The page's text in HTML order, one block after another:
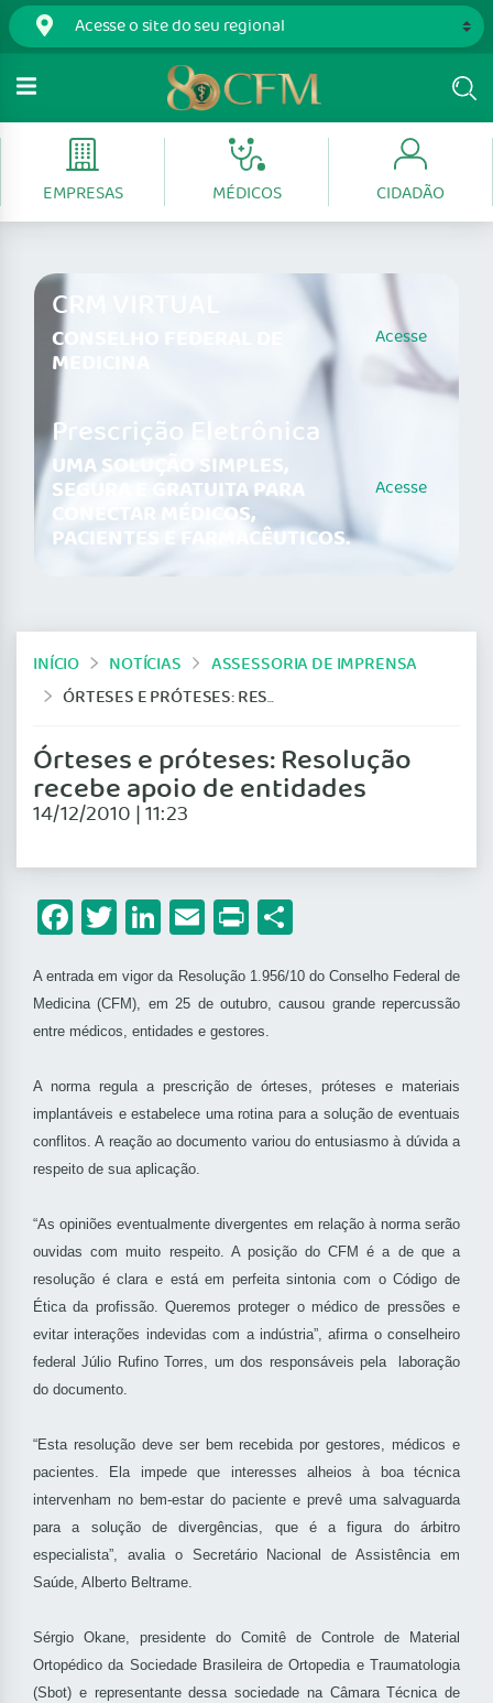
EMPRESAS MÉDICOS CIDADÃO
CRM VIRTUAL
CONSELHO FEDERAL DE
MEDICINA
Acesse
Prescrição Eletrônica
UMA SOLUÇÃO SIMPLES,
SEGURA E GRATUITA PARA
CONECTAR MÉDICOS,
PACIENTES E FARMACÊUTICOS.
Acesse
INÍCIO NOTÍCIAS
ASSESSORIA DE IMPRENSA
ÓRTESES E PRÓTESES: RESOLUÇÃO RECEBE APOIO DE ENTIDADES
Órteses e próteses: Resolução
recebe apoio de entidades
14/12/2010 | 11:23
Facebook
Twitter
LinkedIn
Email
Print
A entrada em vigor da Resolução 1.956/10 do Conselho Federal de
Medicina (CFM), em 25 de outubro, causou grande repercussão
entre médicos, entidades e gestores.
A norma regula a prescrição de órteses, próteses e materiais
implantáveis e estabelece uma rotina para a solução de eventuais
conflitos. A reação ao documento variou do entusiasmo à dúvida a
respeito de sua aplicação.
“As opiniões eventualmente divergentes em relação à norma serão
ouvidas com muito respeito. A posição do CFM é a de que a
resolução é clara e está em perfeita sintonia com o Código de
Ética da profissão. Queremos proteger o médico de pressões e
evitar interações indevidas com a indústria”, afirma o conselheiro
federal Júlio Rufino Torres, um dos responsáveis pela laboração
do documento.
“Esta resolução deve ser bem recebida por gestores, médicos e
pacientes. Ela impede que interesses alheios à boa técnica
intervenham no bem-estar do paciente e prevê uma salvaguarda
para a solução de divergências, que é a figura do árbitro
especialista”, avalia o Secretário Nacional de Assistência em
Saúde, Alberto Beltrame.
Sérgio Okane, presidente do Comitê de Controle de Material
Ortopédico da Sociedade Brasileira de Ortopedia e Traumatologia
(Sbot) e representante dessa sociedade na Câmara Técnica de